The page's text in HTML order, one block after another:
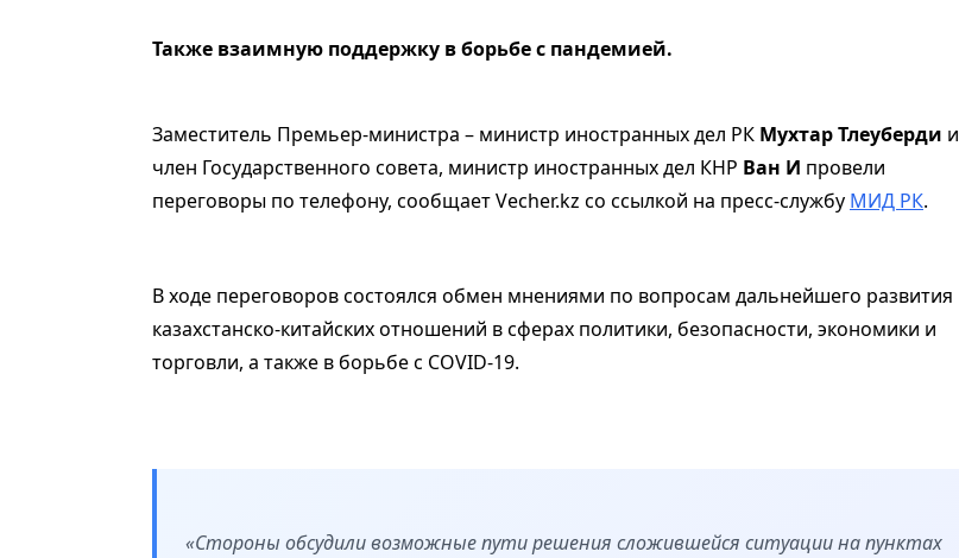
Также взаимную поддержку в борьбе с пандемией.
Заместитель Премьер-министра – министр иностранных дел РК Мухтар Тлеуберди и
член Государственного совета, министр иностранных дел КНР Ван И провели
переговоры по телефону, сообщает Vecher.kz со ссылкой на пресс-службу МИД РК.
В ходе переговоров состоялся обмен мнениями по вопросам дальнейшего развития
казахстанско-китайских отношений в сферах политики, безопасности, экономики и
торговли, а также в борьбе с COVID-19.
«Стороны обсудили возможные пути решения сложившейся ситуации на пунктах